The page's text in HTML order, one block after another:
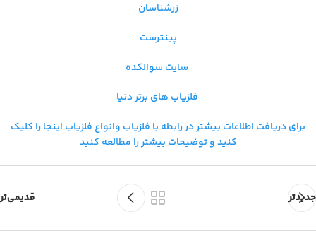
زرشناسان
پینترست
سایت سوالکده
فلزیاب های برتر دنیا
برای دریافت اطلاعات بیشتر در رابطه با فلزیاب وانواع فلزیاب اینجا را کلیک
کنید و توضیحات بیشتر را مطالعه کنید
جدیدتر قدیمی‌تر